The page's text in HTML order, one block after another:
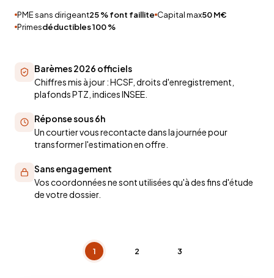
PME sans dirigeant25 % font faillite Capital max50 M€
Primesdéductibles 100 %
Barèmes 2026 officiels
Chiffres mis à jour : HCSF, droits d'enregistrement,
plafonds PTZ, indices INSEE.
Réponse sous 6h
Un courtier vous recontacte dans la journée pour
transformer l'estimation en offre.
Sans engagement
Vos coordonnées ne sont utilisées qu'à des fins d'étude
de votre dossier.
1 2 3